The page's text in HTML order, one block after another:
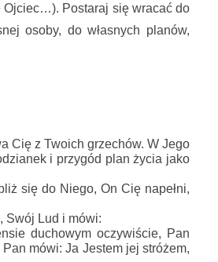
Ojciec…). Postaraj się wracać do
osoby, do własnych planów,
Cię z Twoich grzechów. W Jego
i przygód plan życia jako
się do Niego, On Cię napełni,
Swój Lud i mówi:
duchowym oczywiście, Pan
mówi: Ja Jestem jej stróżem,